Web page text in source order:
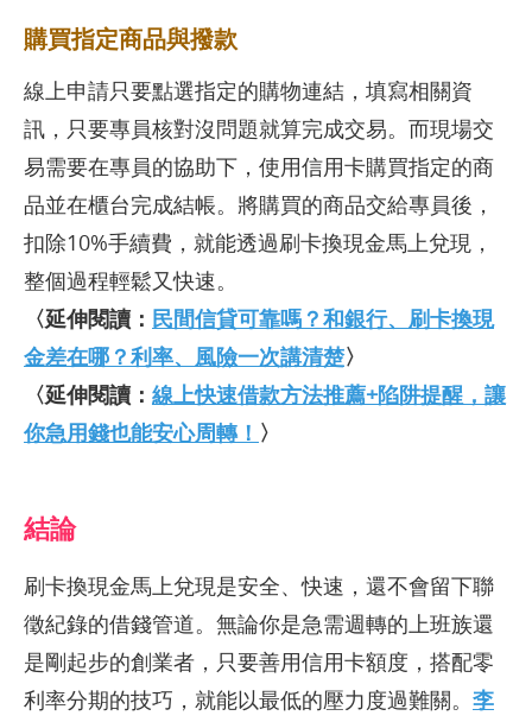
購買指定商品與撥款
線上申請只要點選指定的購物連結，填寫相關資
訊，只要專員核對沒問題就算完成交易。而現場交
易需要在專員的協助下，使用信用卡購買指定的商
品並在櫃台完成結帳。將購買的商品交給專員後，
扣除10%手續費，就能透過刷卡換現金馬上兌現，
整個過程輕鬆又快速。
〈延伸閱讀： 民間信貸可靠嗎？和銀行、刷卡換現
金差在哪？利率、風險一次講清楚〉
〈延伸閱讀： 線上快速借款方法推薦+陷阱提醒，讓
你急用錢也能安心周轉！ 〉
結論
刷卡換現金馬上兌現是安全、快速，還不會留下聯
徵紀錄的借錢管道。無論你是急需週轉的上班族還
是剛起步的創業者，只要善用信用卡額度，搭配零
利率分期的技巧，就能以最低的壓力度過難關。 李